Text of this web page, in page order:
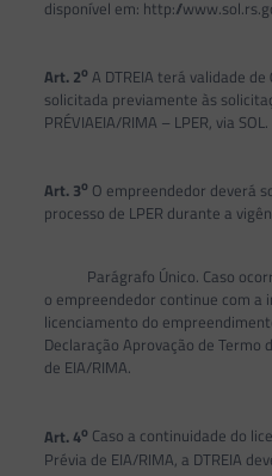
disponível em: http://
Art. 2o A DTREIA terá validade
solicitada previamente às
PRÉVIAEIA/RIMA – LPER, via SOL.
Art. 3o O empreendedor deverá
processo de LPER durante a
Parágrafo Único. Caso
o empreendedor continue com a
licenciamento do
Declaração Aprovação de Termo
de EIA/RIMA.
Art. 4o Caso a continuidade do
Prévia de EIA/RIMA, a DTREIA